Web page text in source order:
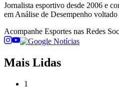
Jornalista esportivo desde 2006 e
em Análise de Desempenho voltado
Acompanhe Esportes nas Redes
Mais Lidas
1